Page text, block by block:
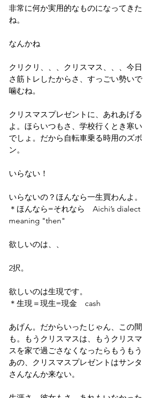
非常に何か実用的なものになってきた
ね。
なんかね
クリクリ、、、クリスマス、、、今日
さ筋トレしたからさ、すっごい勢いで
噛むね。
クリスマスプレゼントに、あれあげる
よ。ほらいつもさ、学校行くとき寒い
でしょ。だから自転車乗る時用のズボ
ン。
いらない！
いらないの？ほんなら一生買わんよ。
＊ほんなら=それなら　Aichi’s dialect
meaning "then"
欲しいのは、、
2択。
欲しいのは生現です。
＊生現＝現生=現金　cash
あげん。だからいったじゃん、この間
も。もうクリスマスは、もうクリスマ
スを家で過ごさなくなったらもうもう
あの、クリスマスプレゼントはサンタ
さんなんか来ない。